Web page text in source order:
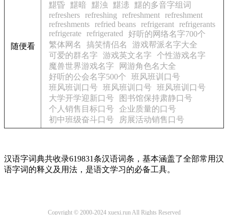
随便看
黮昏 黮暗 黮浊 黮漶
黮的多音字组词
refreshers refreshing refreshment refreshment
refreshments refried beans refrigerant refrigerants
refrigerate refrigerated
好听的网络名字700个
繁体网名
搞笑情侣名
游戏帮派名字大全
可爱的群名字
游戏英文名字
个性游戏名字
魔兽世界游戏名字
网游角色名大全
好听的公会名字500个
班风班训口号
班风班训口号 班风班训口号 班风班训口号
大学开学迎新口号
图书馆保持肃静口号
个人销售目标口号 企业质量的口号
初中班级奋斗口号
房展活动销售口号
汉语字词典共收录619831条汉语词条，基本涵盖了全部常用汉
语字词的释义及用法，是语文学习的必备工具。
Copyright © 2000-2024 xuexi.run All Rights Reserved